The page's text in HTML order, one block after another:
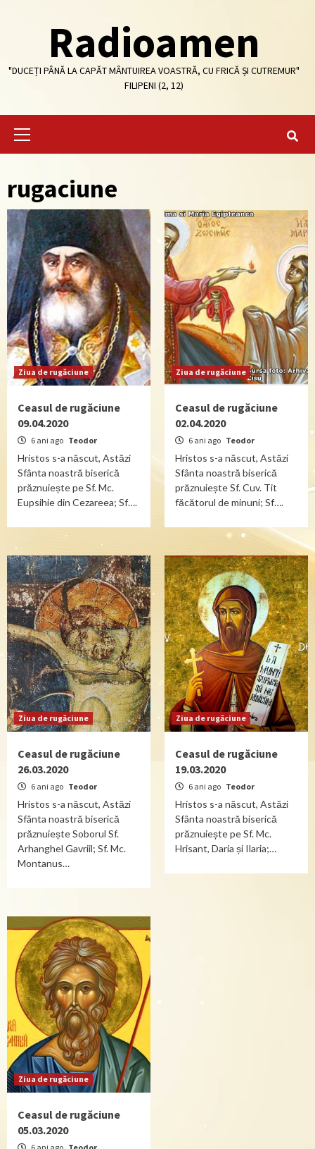
Radioamen
"DUCEȚI PÂNĂ LA CAPĂT MÂNTUIREA VOASTRĂ, CU FRICĂ ȘI CUTREMUR"
FILIPENI (2, 12)
Primary
rugaciune
Ziua de rugăciune
Ceasul de rugăciune
09.04.2020
6 ani ago Teodor
Hristos s-a născut, Astăzi
Sfânta noastră biserică
prăznuiește pe Sf. Mc.
Eupsihie din Cezareea; Sf….
Ziua de rugăciune
Ceasul de rugăciune
02.04.2020
6 ani ago Teodor
Hristos s-a născut, Astăzi
Sfânta noastră biserică
prăznuiește Sf. Cuv. Tit
făcătorul de minuni; Sf….
Ziua de rugăciune
Ceasul de rugăciune
26.03.2020
6 ani ago Teodor
Hristos s-a născut, Astăzi
Sfânta noastră biserică
prăznuiește Soborul Sf.
Arhanghel Gavriil; Sf. Mc.
Montanus…
Ziua de rugăciune
Ceasul de rugăciune
19.03.2020
6 ani ago Teodor
Hristos s-a născut, Astăzi
Sfânta noastră biserică
prăznuiește pe Sf. Mc.
Hrisant, Daria și Ilaria;…
Ziua de rugăciune
Ceasul de rugăciune
05.03.2020